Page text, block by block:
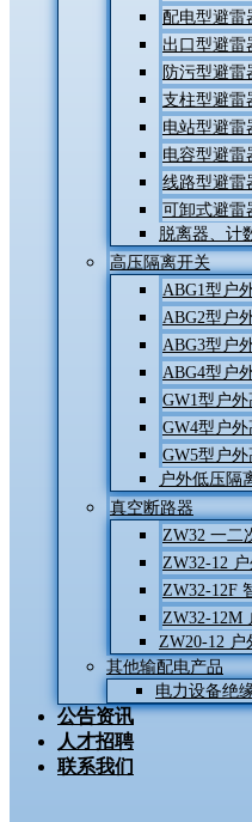
配电型避雷
出口型避雷
防污型避雷
支柱型避雷
电站型避雷
电容型避雷
线路型避雷
可卸式避雷
脱离器、计
高压隔离开关
ABG1型户
ABG2型户
ABG3型户
ABG4型户
GW1型户
GW4型户
GW5型户
户外低压隔
真空断路器
ZW32 一二
ZW32-12
ZW32-12F
ZW32-12M
ZW20-12 户
其他输配电产品
电力设备绝
公告资讯
人才招聘
联系我们